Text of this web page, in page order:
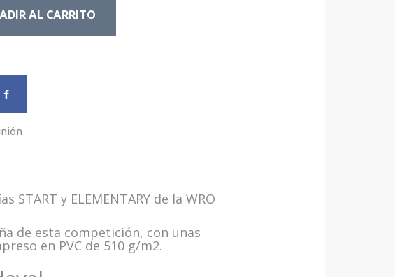
AL CARRITO
y ELEMENTARY de la WRO
de esta competición, con unas
en PVC de 510 g/m2.